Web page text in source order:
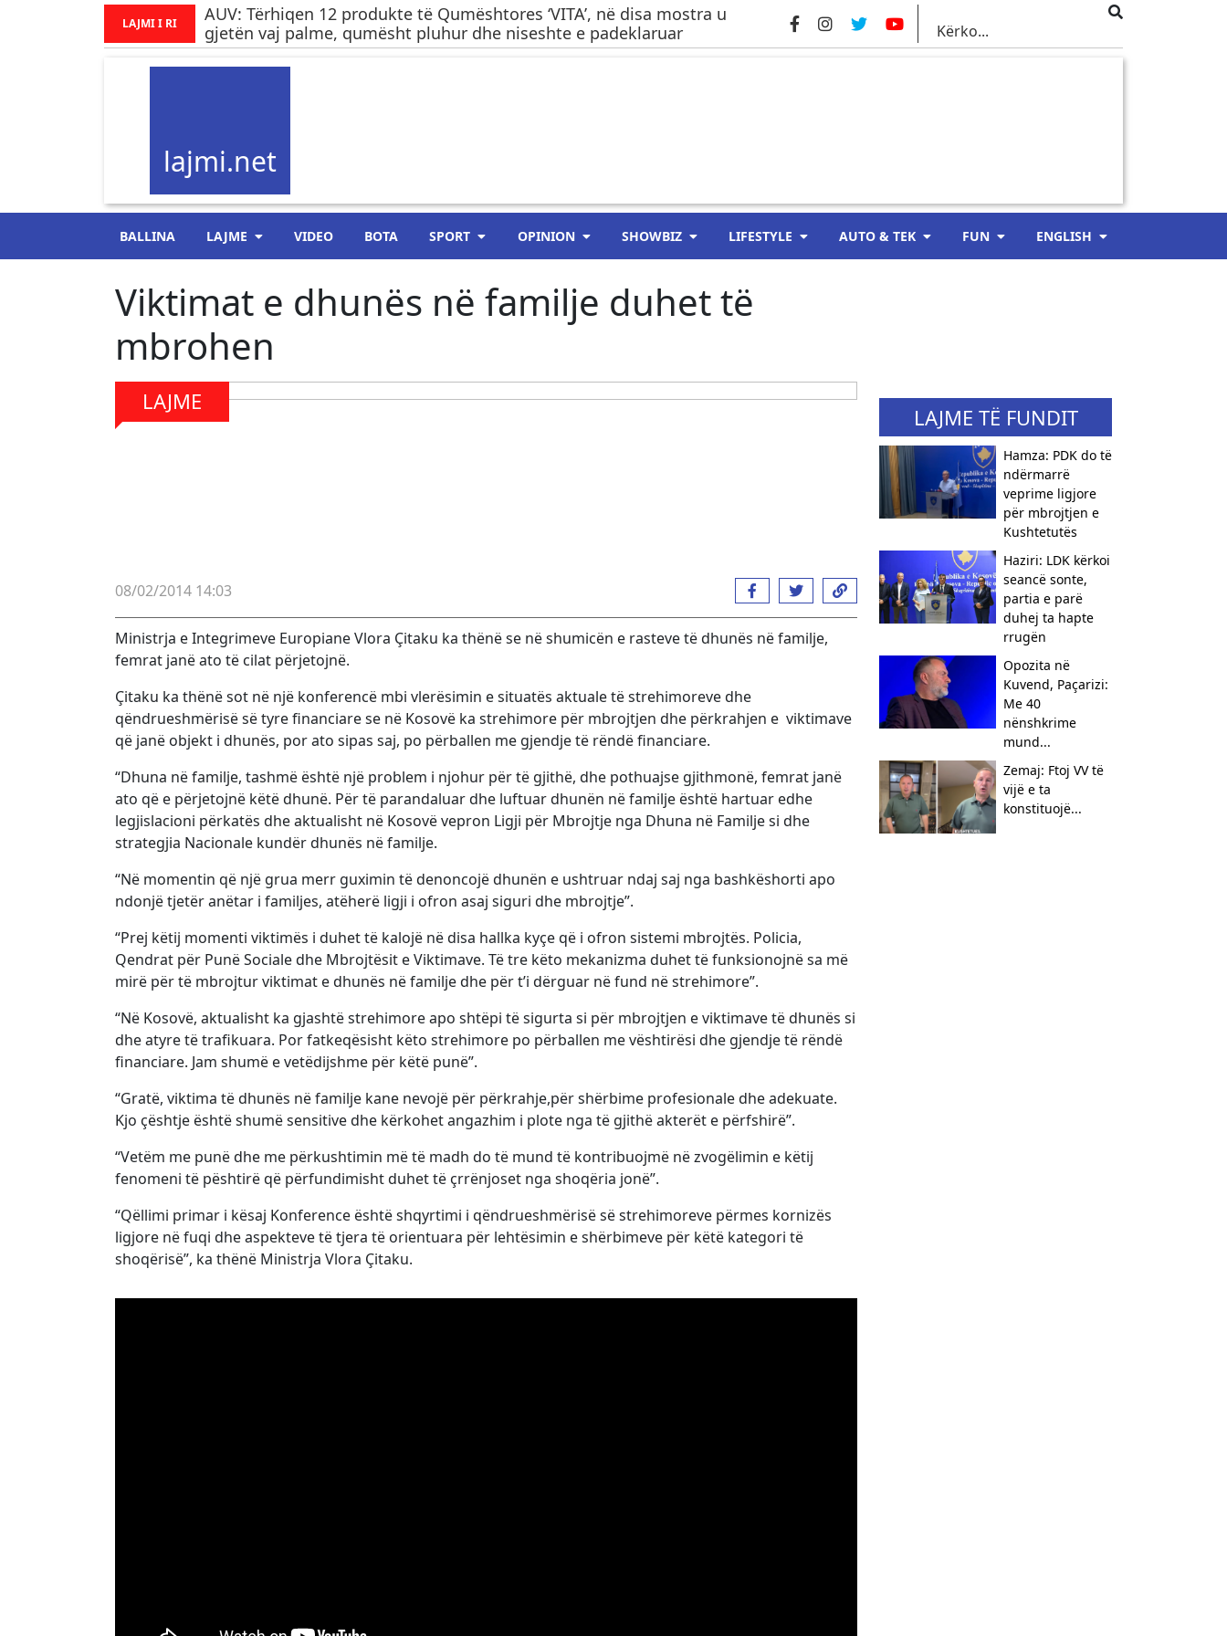
LAJMI I RI
AUV: Tërhiqen 12 produkte të Qumështores ‘VITA’, në disa mostra u
gjetën vaj palme, qumësht pluhur dhe niseshte e padeklaruar
lajmi.net
BALLINA LAJME VIDEO BOTA SPORT OPINION SHOWBIZ LIFESTYLE AUTO & TEK FUN ENGLISH
Viktimat e dhunës në familje duhet të
mbrohen
LAJME
08/02/2014 14:03
Ministrja e Integrimeve Europiane Vlora Çitaku ka thënë se në shumicën e rasteve të dhunës në familje,
femrat janë ato të cilat përjetojnë.
Çitaku ka thënë sot në një konferencë mbi vlerësimin e situatës aktuale të strehimoreve dhe
qëndrueshmërisë së tyre financiare se në Kosovë ka strehimore për mbrojtjen dhe përkrahjen e viktimave
që janë objekt i dhunës, por ato sipas saj, po përballen me gjendje të rëndë financiare.
“Dhuna në familje, tashmë është një problem i njohur për të gjithë, dhe pothuajse gjithmonë, femrat janë
ato që e përjetojnë këtë dhunë. Për të parandaluar dhe luftuar dhunën në familje është hartuar edhe
legjislacioni përkatës dhe aktualisht në Kosovë vepron Ligji për Mbrojtje nga Dhuna në Familje si dhe
strategjia Nacionale kundër dhunës në familje.
“Në momentin që një grua merr guximin të denoncojë dhunën e ushtruar ndaj saj nga bashkëshorti apo
ndonjë tjetër anëtar i familjes, atëherë ligji i ofron asaj siguri dhe mbrojtje”.
“Prej këtij momenti viktimës i duhet të kalojë në disa hallka kyçe që i ofron sistemi mbrojtës. Policia,
Qendrat për Punë Sociale dhe Mbrojtësit e Viktimave. Të tre këto mekanizma duhet të funksionojnë sa më
mirë për të mbrojtur viktimat e dhunës në familje dhe për t’i dërguar në fund në strehimore”.
“Në Kosovë, aktualisht ka gjashtë strehimore apo shtëpi të sigurta si për mbrojtjen e viktimave të dhunës si
dhe atyre të trafikuara. Por fatkeqësisht këto strehimore po përballen me vështirësi dhe gjendje të rëndë
financiare. Jam shumë e vetëdijshme për këtë punë”.
“Gratë, viktima të dhunës në familje kane nevojë për përkrahje,për shërbime profesionale dhe adekuate.
Kjo çështje është shumë sensitive dhe kërkohet angazhim i plote nga të gjithë akterët e përfshirë”.
“Vetëm me punë dhe me përkushtimin më të madh do të mund të kontribuojmë në zvogëlimin e këtij
fenomeni të pështirë që përfundimisht duhet të çrrënjoset nga shoqëria jonë”.
“Qëllimi primar i kësaj Konference është shqyrtimi i qëndrueshmërisë së strehimoreve përmes kornizës
ligjore në fuqi dhe aspekteve të tjera të orientuara për lehtësimin e shërbimeve për këtë kategori të
shoqërisë”, ka thënë Ministrja Vlora Çitaku.
LAJME TË FUNDIT
Hamza: PDK do të
ndërmarrë
veprime ligjore
për mbrojtjen e
Kushtetutës
Haziri: LDK kërkoi
seancë sonte,
partia e parë
duhej ta hapte
rrugën
Opozita në
Kuvend, Paçarizi:
Me 40
nënshkrime
mund...
Zemaj: Ftoj VV të
vijë e ta
konstituojë...